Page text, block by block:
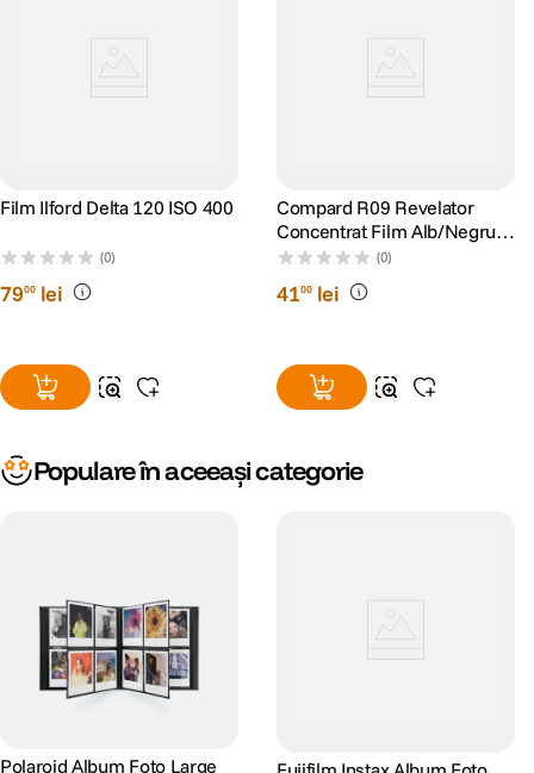
Film Ilford Delta 120 ISO 400
(0)
7900 lei
Compard R09 Revelator
Concentrat Film Alb/Negru
125ml
(0)
4100 lei
Populare în aceeași categorie
Polaroid Album Foto Large